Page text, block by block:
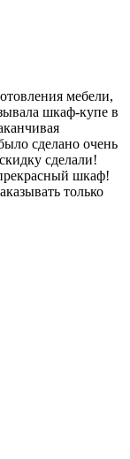
мебели,
шкаф-купе в
сделано очень
сделали!
шкаф!
только